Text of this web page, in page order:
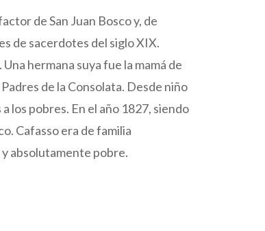
de San Juan Bosco y, de
de sacerdotes del siglo XIX.
hermana suya fue la mamá de
de la Consolata. Desde niño
los pobres. En el año 1827, siendo
Cafasso era de familia
absolutamente pobre.